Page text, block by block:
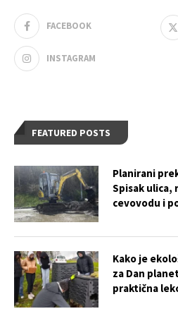
FACEBOOK
INSTAGRAM
FEATURED POSTS
Planirani
Spisak ulica,
cevovodu i
Kako je
za Dan
praktična